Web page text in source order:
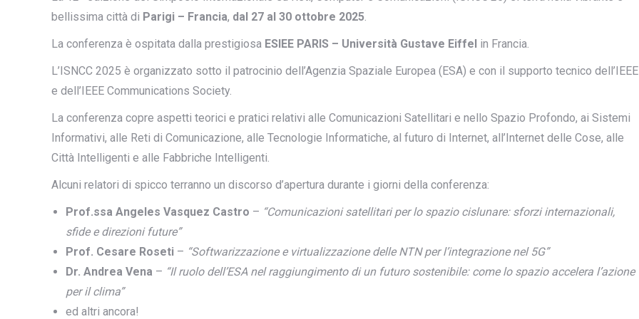
bellissima città di Parigi – Francia, dal 27 al 30 ottobre 2025.
La conferenza è ospitata dalla prestigiosa ESIEE PARIS – Università Gustave Eiffel in Francia.
L’ISNCC 2025 è organizzato sotto il patrocinio dell’Agenzia Spaziale Europea (ESA) e con il supporto tecnico dell’IEEE
e dell’IEEE Communications Society.
La conferenza copre aspetti teorici e pratici relativi alle Comunicazioni Satellitari e nello Spazio Profondo, ai Sistemi
Informativi, alle Reti di Comunicazione, alle Tecnologie Informatiche, al futuro di Internet, all’Internet delle Cose, alle
Città Intelligenti e alle Fabbriche Intelligenti.
Alcuni relatori di spicco terranno un discorso d’apertura durante i giorni della conferenza:
Prof.ssa Angeles Vasquez Castro – “Comunicazioni satellitari per lo spazio cislunare: sforzi internazionali,
sfide e direzioni future”
Prof. Cesare Roseti – “Softwarizzazione e virtualizzazione delle NTN per l’integrazione nel 5G”
Dr. Andrea Vena – “Il ruolo dell’ESA nel raggiungimento di un futuro sostenibile: come lo spazio accelera l’azione
per il clima”
ed altri ancora!